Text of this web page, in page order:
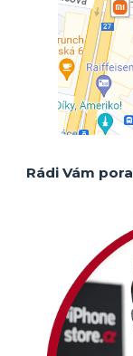
Rádi Vám